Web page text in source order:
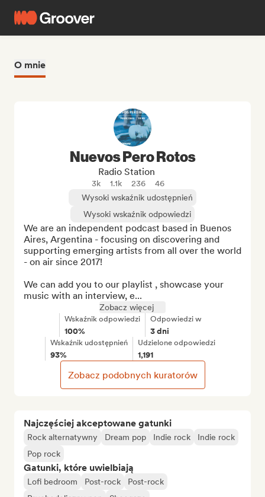
O mnie
Najczęściej akceptowane gatunki
Rock alternatywny Dream pop Indie rock
Indie rock
Pop rock
Gatunki, które uwielbiają
Lofi bedroom Post-rock
Post-rock
Nuevos Pero Rotos
Radio Station
3k 1.1k 236
46
Wysoki wskaźnik udostępnień
Wysoki wskaźnik odpowiedzi
We are an independent podcast based in Buenos
Aires, Argentina - focusing on discovering and
supporting emerging artists from all over the world
- on air since 2017!
We can add you to our playlist , showcase your
music with an interview, e...
Zobacz więcej
Wskaźnik odpowiedzi
100%
Odpowiedzi w
3 dni
Wskaźnik udostępnień
93%
Udzielone odpowiedzi
1,191
Zobacz podobnych kuratorów